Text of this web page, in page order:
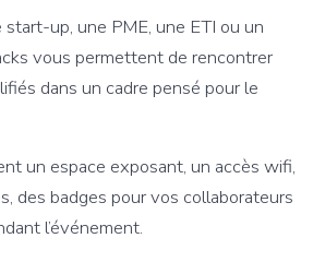
up, une PME, une ETI ou un
vous permettent de rencontrer
dans un cadre pensé pour le
un espace exposant, un accès wifi,
des badges pour vos collaborateurs
l’événement.